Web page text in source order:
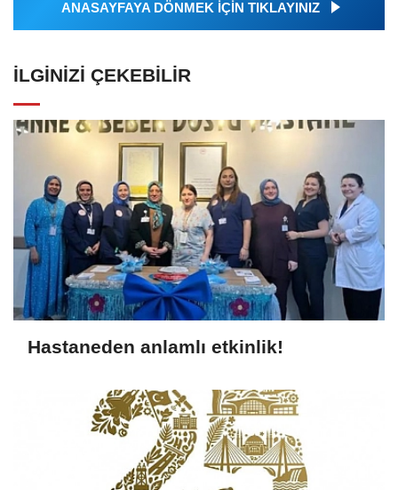
ANASAYFAYA DÖNMEK İÇİN TIKLAYINIZ
İLGINIZI ÇEKEBILIR
Hastaneden anlamlı etkinlik!